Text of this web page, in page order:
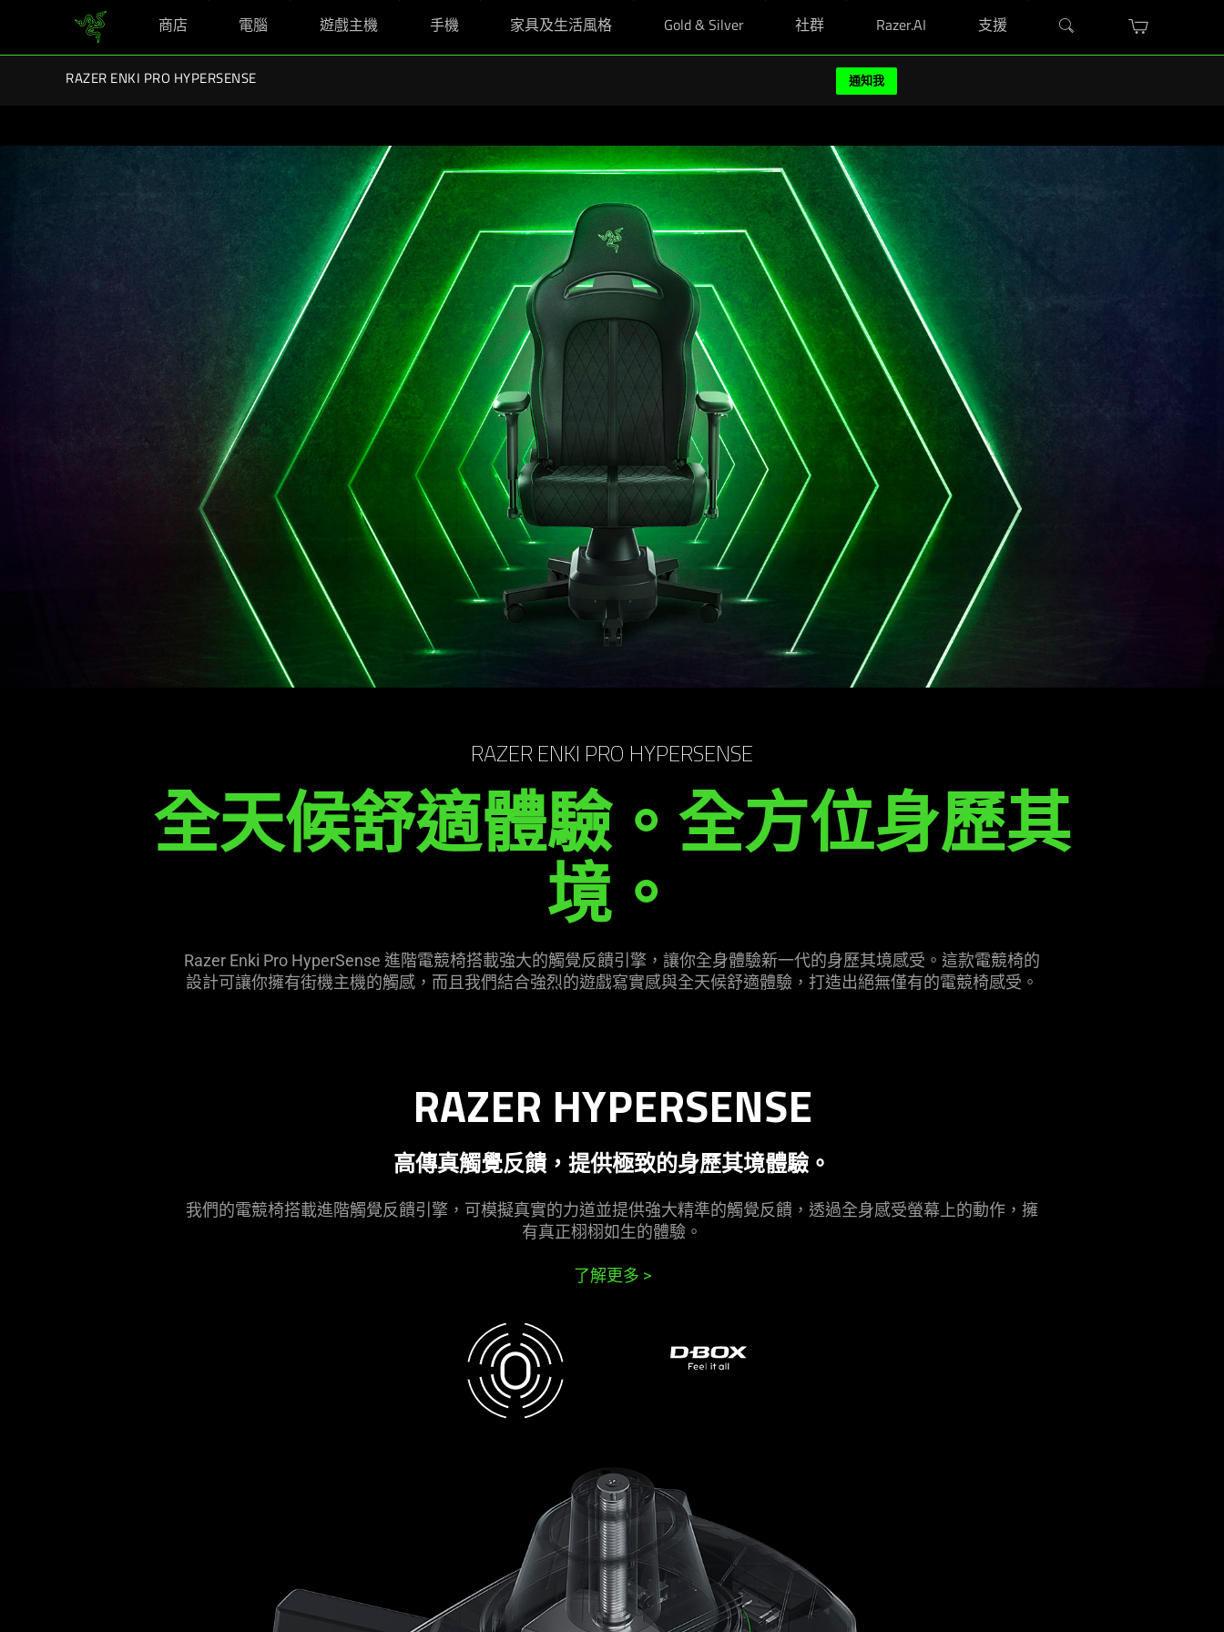
商店 電腦 遊戲主機 手機 家具及生活風格 Gold & Silver 社群 Razer.AI 支援
Razer 開學勁賞套裝：升級版教育優惠，購買指定型號 Razer Blade 電腦仲送埋 Razer Skin 保護貼。立即選購
RAZER ENKI PRO HYPERSENSE 通知我
RAZER ENKI PRO HYPERSENSE
全天候舒適體驗。全方位身歷其
境。
Razer Enki Pro HyperSense 進階電競椅搭載強大的觸覺反饋引擎，讓你全身體驗新一代的身歷其境感受。這款電競椅的
設計可讓你擁有街機主機的觸感，而且我們結合強烈的遊戲寫實感與全天候舒適體驗，打造出絕無僅有的電競椅感受。
RAZER HYPERSENSE
高傳真觸覺反饋，提供極致的身歷其境體驗。
我們的電競椅搭載進階觸覺反饋引擎，可模擬真實的力道並提供強大精準的觸覺反饋，透過全身感受螢幕上的動作，擁
有真正栩栩如生的體驗。
了解更多 >